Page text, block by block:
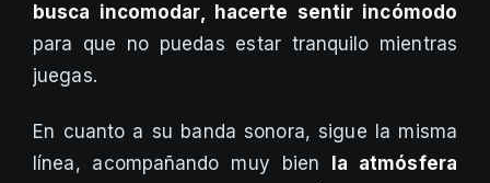
busca incomodar, hacerte sentir incómodo
para que no puedas estar tranquilo mientras
juegas.
En cuanto a su banda sonora, sigue la misma
línea, acompañando muy bien
la atmósfera